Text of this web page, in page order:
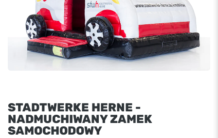
STADTWERKE HERNE -
NADMUCHIWANY ZAMEK
SAMOCHODOWY